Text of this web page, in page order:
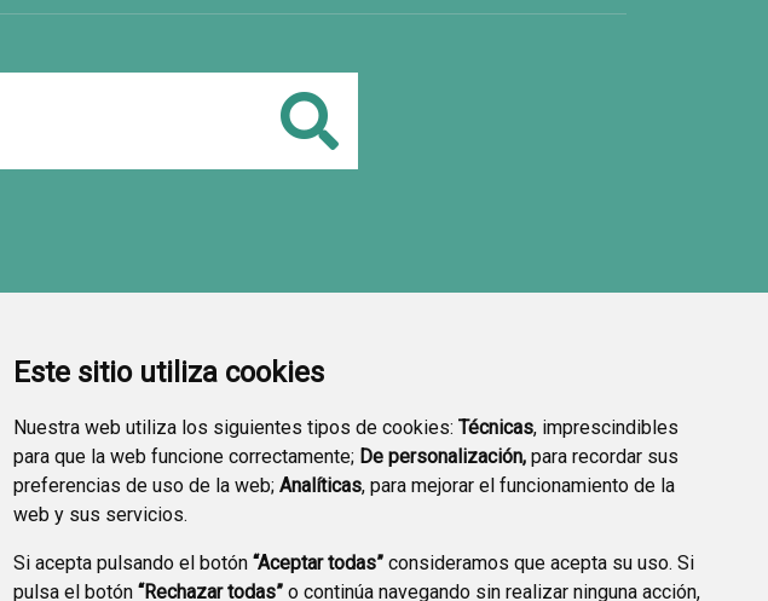
Este sitio utiliza cookies
Nuestra web utiliza los siguientes tipos de cookies: Técnicas, imprescindibles
para que la web funcione correctamente; De personalización, para recordar sus
preferencias de uso de la web; Analíticas, para mejorar el funcionamiento de la
web y sus servicios.
Si acepta pulsando el botón “Aceptar todas” consideramos que acepta su uso. Si
pulsa el botón “Rechazar todas” o continúa navegando sin realizar ninguna acción,
Buscar